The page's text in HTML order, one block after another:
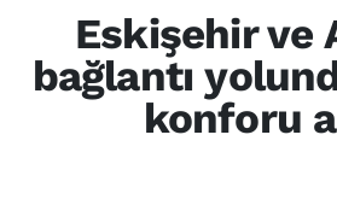
Eskişehir ve
bağlantı
konforu